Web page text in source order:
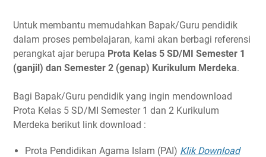
Untuk membantu memudahkan Bapak/Guru pendidik
dalam proses pembelajaran, kami akan berbagi referensi
perangkat ajar berupa Prota Kelas 5 SD/MI Semester 1
(ganjil) dan Semester 2 (genap) Kurikulum Merdeka.
Bagi Bapak/Guru pendidik yang ingin mendownload
Prota Kelas 5 SD/MI Semester 1 dan 2 Kurikulum
Merdeka berikut link download :
Prota Pendidikan Agama Islam (PAI) Klik Download